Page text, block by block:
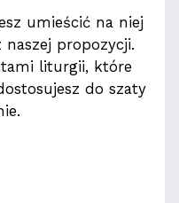
umieścić na niej
propozycji.
liturgii, które
do szaty